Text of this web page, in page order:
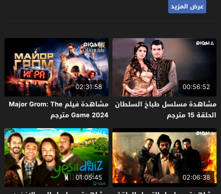
عرض المزيد
00:56:52
مشاهدة مسلسل طباخ السلطان
الحلقة 15 مترجم
02:31:58
مشاهدة فيلم Major Grom: The
Game 2024 مترجم
02:06:38
01:05:45